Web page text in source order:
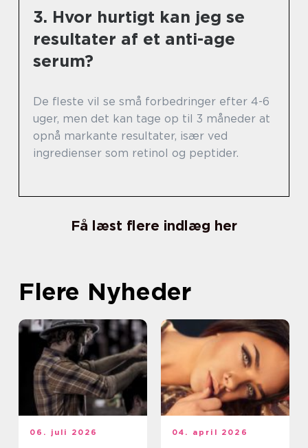
3. Hvor hurtigt kan jeg se
resultater af et anti-age
serum?
De fleste vil se små forbedringer efter 4-6
uger, men det kan tage op til 3 måneder at
opnå markante resultater, især ved
ingredienser som retinol og peptider.
Få læst flere indlæg her
Flere Nyheder
06. juli 2026 04. april 2026